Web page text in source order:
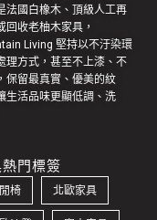
法國白橡木、頂級人工再
回收老柚木家具 ，
Living 堅持以不汙染環
理方式，甚至不上漆、不
保留最真實、優美的紋
生活品味更顯低調、洗
門標簽
椅 北歐家具